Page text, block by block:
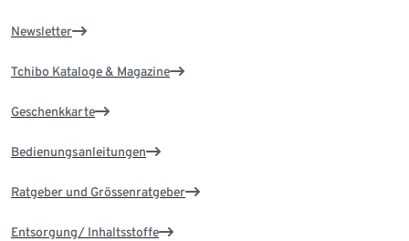
Newsletter
Tchibo Kataloge & Magazine
Geschenkkarte
Bedienungsanleitungen
Ratgeber und Grössenratgeber
Entsorgung/ Inhaltsstoffe